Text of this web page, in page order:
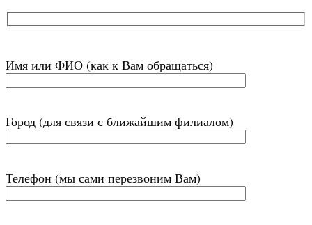
Имя или ФИО (как к Вам обращаться)
Город (для связи с ближайшим филиалом)
Телефон (мы сами перезвоним Вам)